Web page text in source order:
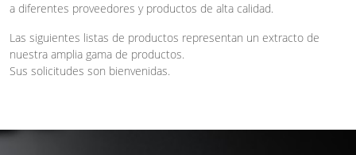
a diferentes proveedores y productos de alta calidad.
Las siguientes listas de productos representan un extracto de
nuestra amplia gama de productos.
Sus solicitudes son bienvenidas.